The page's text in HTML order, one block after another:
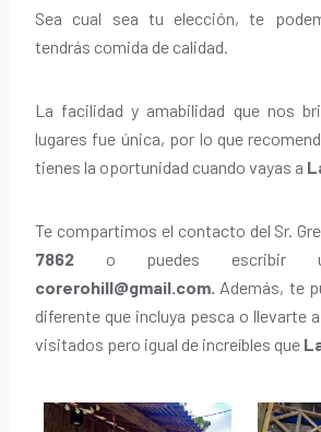
Sea cual sea tu elección, te
tendrás comida de calidad.
La facilidad y amabilidad que nos
lugares fue única, por lo que
tienes la oportunidad cuando vayas a
Te compartimos el contacto del Sr.
7862 o puedes escribir
corerohill@gmail.com. Además, te
diferente que incluya pesca o llevarte
visitados pero igual de increíbles que